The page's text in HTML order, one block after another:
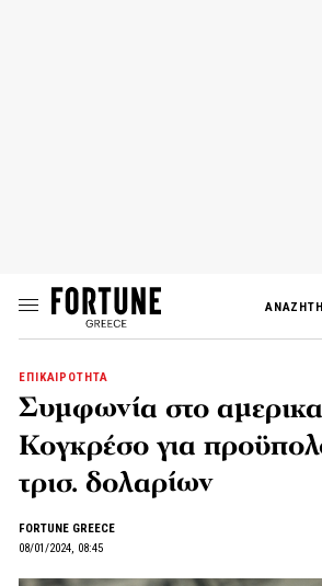
ΕΠΙΚΑΙΡΟΤΗΤΑ
Συμφωνία στο
Κογκρέσο για
τρισ. δολαρίων
FORTUNE GREECE
08/01/2024, 08:45